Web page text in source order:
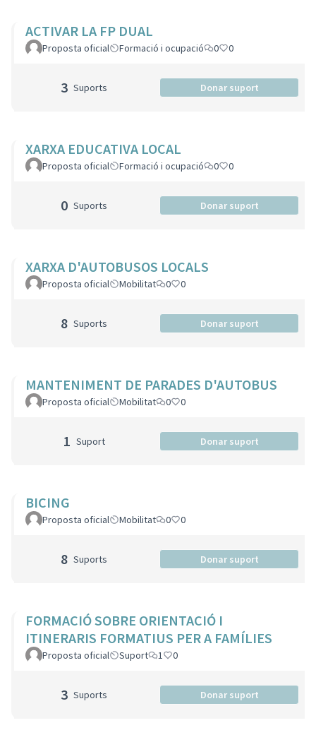
ACTIVAR LA FP DUAL
Proposta oficial Formació i ocupació 0 0
3 Suports Donar suport
XARXA EDUCATIVA LOCAL
Proposta oficial Formació i ocupació 0 0
0 Suports Donar suport
XARXA D'AUTOBUSOS LOCALS
Proposta oficial Mobilitat 0 0
8 Suports Donar suport
MANTENIMENT DE PARADES D'AUTOBUS
Proposta oficial Mobilitat 0 0
1 Suport Donar suport
BICING
Proposta oficial Mobilitat 0 0
8 Suports Donar suport
FORMACIÓ SOBRE ORIENTACIÓ I
ITINERARIS FORMATIUS PER A FAMÍLIES
Proposta oficial Suport 1 0
3 Suports Donar suport